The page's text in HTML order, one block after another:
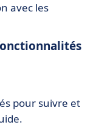
avec les
pour suivre et